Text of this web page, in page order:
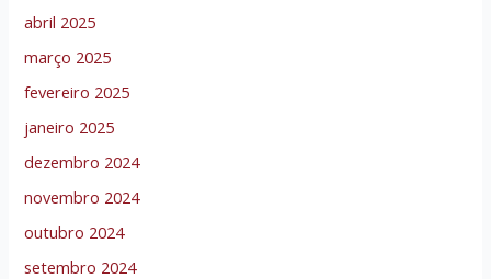
abril 2025
março 2025
fevereiro 2025
janeiro 2025
dezembro 2024
novembro 2024
outubro 2024
setembro 2024